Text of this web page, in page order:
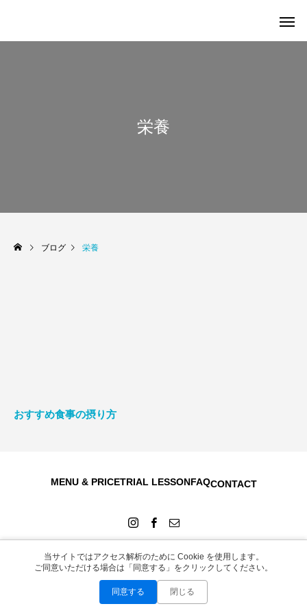
栄養
ブログ 栄養
おすすめ食事の摂り方
MENU & PRICETRIAL LESSONFAQCONTACT
Copyright © 2026
LINEで無料相談 Instagram
当サイトではアクセス解析のために Cookie を使用します。
ご同意いただける場合は「同意する」をクリックしてください。
同意する 閉じる